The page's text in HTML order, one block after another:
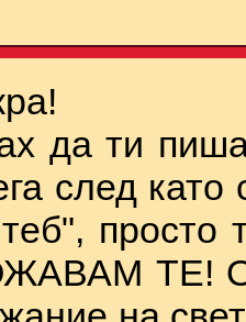
да ти
след като
просто
ТЕ!